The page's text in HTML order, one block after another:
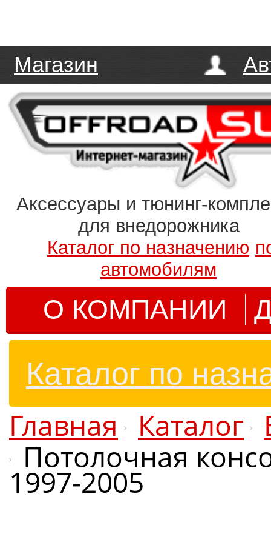
Магазин
Аксессуары и тюнинг-
для внедорожника
Каталог по назначению
автомобилям
О КОМПАНИИ
Каталог по
Главная Каталог
Потолочная
1997-2005